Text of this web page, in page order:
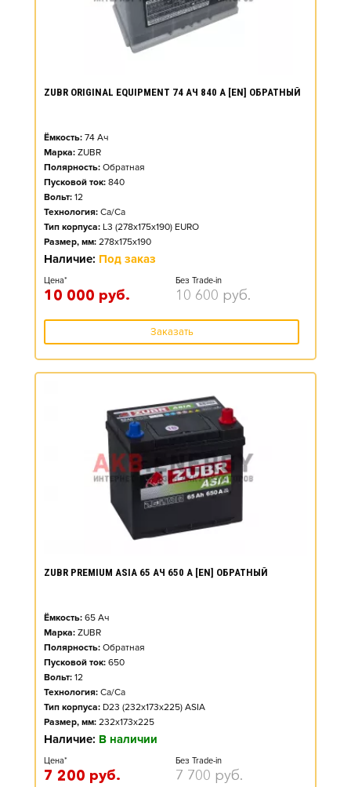
ZUBR ORIGINAL EQUIPMENT 74 АЧ 840 А [EN] ОБРАТНЫЙ
Ёмкость: 74 Ач
Марка: ZUBR
Полярность: Обратная
Пусковой ток: 840
Вольт: 12
Технология: Ca/Ca
Тип корпуса: L3 (278x175x190) EURO
Размер, мм: 278x175x190
Наличие: Под заказ
Цена*
10 000 руб.
Без Trade-in
10 600 руб.
Заказать
ZUBR PREMIUM ASIA 65 АЧ 650 А [EN] ОБРАТНЫЙ
Ёмкость: 65 Ач
Марка: ZUBR
Полярность: Обратная
Пусковой ток: 650
Вольт: 12
Технология: Ca/Ca
Тип корпуса: D23 (232x173x225) ASIA
Размер, мм: 232x173x225
Наличие: В наличии
Цена*
7 200 руб.
Без Trade-in
7 700 руб.